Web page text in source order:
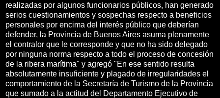
realizadas por algunos funcionarios públicos, han generado
serios cuestionamientos y sospechas respecto a beneficios
personales por encima del interés público que deberían
defender, la Provincia de Buenos Aires asuma plenamente
el contralor que le corresponde y que no ha sido delegado
por ninguna norma respecto a todo el proceso de concesión
de la ribera marítima" y agregó "En ese sentido resulta
absolutamente insuficiente y plagado de irregularidades el
comportamiento de la Secretaría de Turismo de la Provincia
que sumado a la actitud del Departamento Ejecutivo de